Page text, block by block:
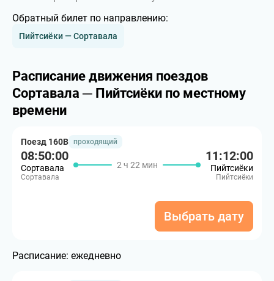
Обратный билет по направлению:
Пийтсиёки — Сортавала
Расписание движения поездов
Сортавала ─ Пийтсиёки по местному
времени
Поезд 160В проходящий
08:50:00
Сортавала
Сортавала
2 ч 22 мин
11:12:00
Пийтсиёки
Пийтсиёки
Выбрать дату
Расписание: ежедневно